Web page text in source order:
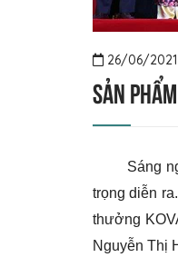
26/06/2021
SẢN
Sáng
trọng diễn
thưởng
Nguyễn Thị